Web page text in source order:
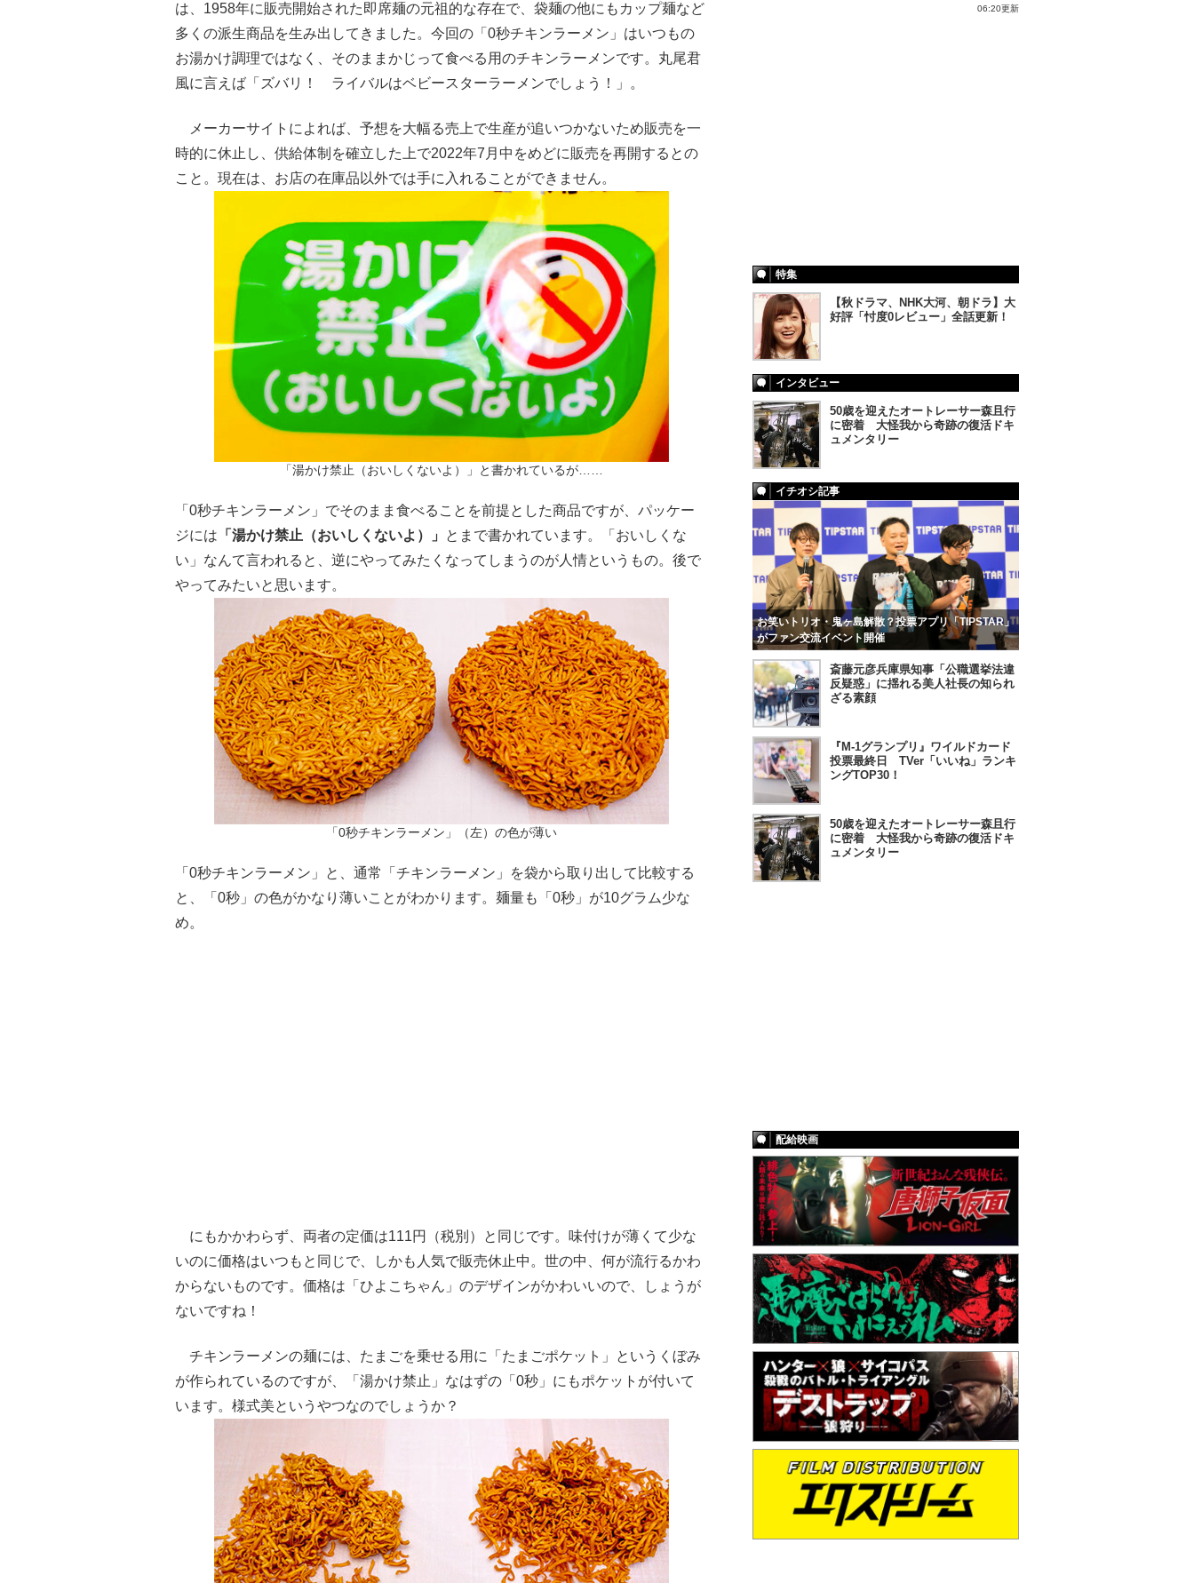
は、1958年に販売開始された即席麺の元祖的な存在で、袋麺の他にもカップ麺など
多くの派生商品を生み出してきました。今回の「0秒チキンラーメン」はいつもの
お湯かけ調理ではなく、そのままかじって食べる用のチキンラーメンです。丸尾君
風に言えば「ズバリ！ ライバルはベビースターラーメンでしょう！」。
メーカーサイトによれば、予想を大幅る売上で生産が追いつかないため販売を一
時的に休止し、供給体制を確立した上で2022年7月中をめどに販売を再開するとの
こと。現在は、お店の在庫品以外では手に入れることができません。
「湯かけ禁止（おいしくないよ）」と書かれているが……
「0秒チキンラーメン」でそのまま食べることを前提とした商品ですが、パッケー
ジには 「湯かけ禁止（おいしくないよ）」
とまで書かれています。「おいしくな
い」なんて言われると、逆にやってみたくなってしまうのが人情というもの。後で
やってみたいと思います。
「0秒チキンラーメン」（左）の色が薄い
「0秒チキンラーメン」と、通常「チキンラーメン」を袋から取り出して比較する
と、「0秒」の色がかなり薄いことがわかります。麺量も「0秒」が10グラム少な
め。
にもかかわらず、両者の定価は111円（税別）と同じです。味付けが薄くて少な
いのに価格はいつもと同じで、しかも人気で販売休止中。世の中、何が流行るかわ
からないものです。価格は「ひよこちゃん」のデザインがかわいいので、しょうが
ないですね！
チキンラーメンの麺には、たまごを乗せる用に「たまごポケット」というくぼみ
が作られているのですが、「湯かけ禁止」なはずの「0秒」にもポケットが付いて
います。様式美というやつなのでしょうか？
06:20更新
特集
【秋ドラマ、NHK大河、朝ドラ】大
好評「忖度0レビュー」全話更新！
インタビュー
50歳を迎えたオートレーサー森且行
に密着 大怪我から奇跡の復活ドキ
ュメンタリー
イチオシ記事
お笑いトリオ・鬼ヶ島解散？投票アプリ「TIPSTAR」
がファン交流イベント開催
斎藤元彦兵庫県知事「公職選挙法違
反疑惑」に揺れる美人社長の知られ
ざる素顔
『M-1グランプリ』ワイルドカード
投票最終日 TVer「いいね」ランキ
ングTOP30！
50歳を迎えたオートレーサー森且行
に密着 大怪我から奇跡の復活ドキ
ュメンタリー
配給映画